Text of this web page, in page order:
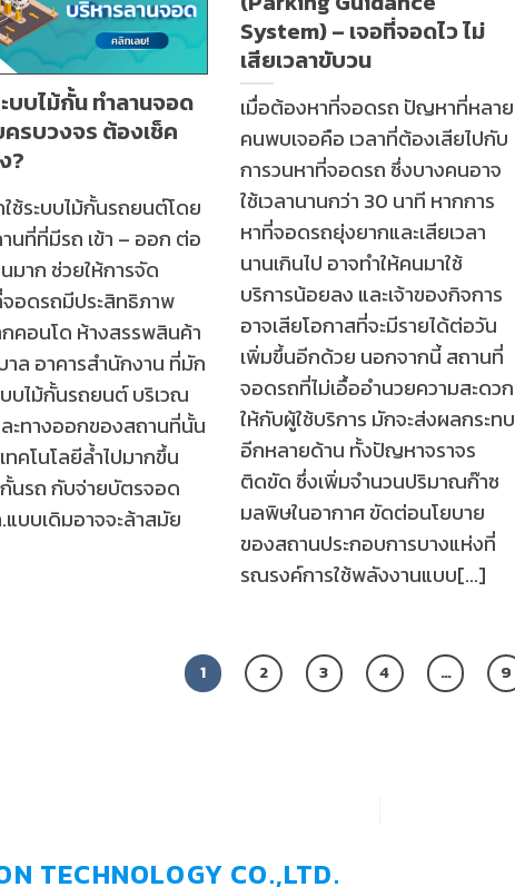
System) – เจอที่จอดไว ไม่
เสียเวลาขับวน
เมื่อต้องหาที่จอดรถ ปัญหาที่หลาย
คนพบเจอคือ เวลาที่ต้องเสียไปกับ
การวนหาที่จอดรถ ซึ่งบางคนอาจ
ใช้เวลานานกว่า 30 นาที หากการ
หาที่จอดรถยุ่งยากและเสียเวลา
นานเกินไป อาจทำให้คนมาใช้
บริการน้อยลง และเจ้าของกิจการ
อาจเสียโอกาสที่จะมีรายได้ต่อวัน
เพิ่มขึ้นอีกด้วย นอกจากนี้ สถานที่
จอดรถที่ไม่เอื้ออำนวยความสะดวก
ให้กับผู้ใช้บริการ มักจะส่งผลกระทบ
อีกหลายด้าน ทั้งปัญหาจราจร
ติดขัด ซึ่งเพิ่มจำนวนปริมาณก๊าซ
มลพิษในอากาศ ขัดต่อนโยบาย
ของสถานประกอบการบางแห่งที่
รณรงค์การใช้พลังงานแบบ[...]
บบไม้กั้น ทำลานจอด
รบวงจร ต้องเช็ค
?
ใช้ระบบไม้กั้นรถยนต์โดย
านที่ที่มีรถ เข้า – ออก ต่อ
มาก ช่วยให้การจัด
จอดรถมีประสิทธิภาพ
กคอนโด ห้างสรรพสินค้า
าล อาคารสำนักงาน ที่มัก
บไม้กั้นรถยนต์ บริเวณ
ละทางออกของสถานที่นั้น
ทคโนโลยีล้ำไปมากขึ้น
กั้นรถ กับจ่ายบัตรจอด
บบเดิมอาจจะล้าสมัย
1 2 3 4 … 9
TECHNOLOGY CO.,LTD.